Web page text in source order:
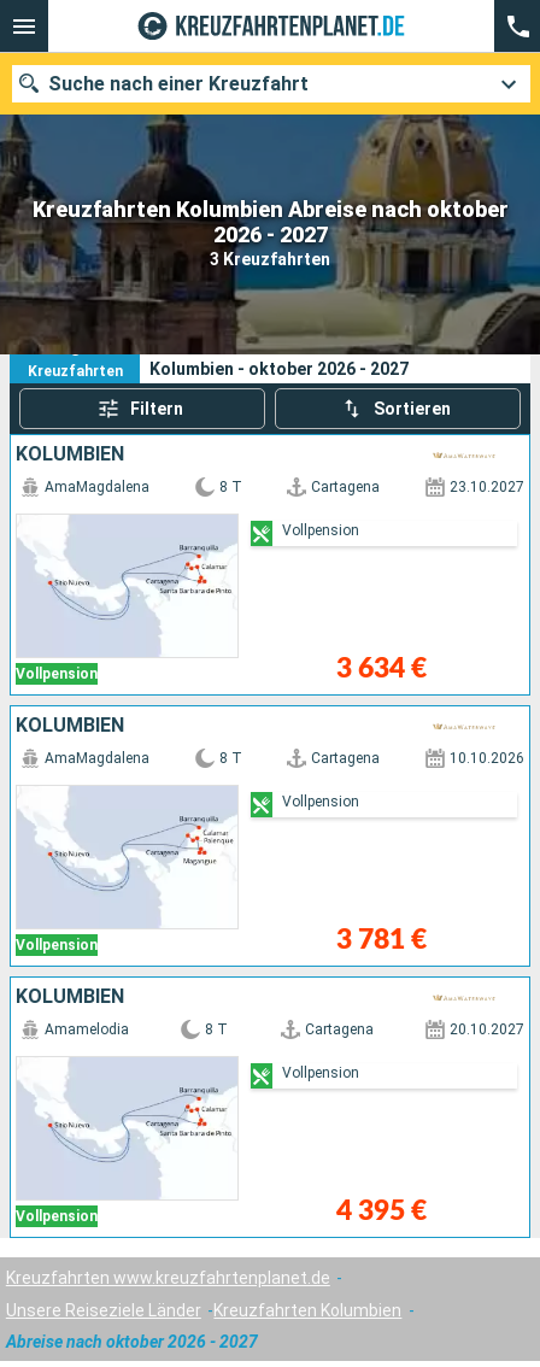
Kreuzfahrten Kolumbien Abreise nach oktober
2026 - 2027
3 Kreuzfahrten
Suche nach einer Kreuzfahrt
Unsere Ziele
Abfahrtsmonat
Häfen Reedereien
Suchen
3
Kreuzfahrten
Ihre Suchkriterien:
Kolumbien - oktober 2026 - 2027
Filtern Sortieren
KOLUMBIEN
Vollpension
AmaMagdalena 8 T Cartagena 23.10.2027
3 634 €
Vollpension
KOLUMBIEN
Vollpension
AmaMagdalena 8 T Cartagena 10.10.2026
3 781 €
Vollpension
KOLUMBIEN
Vollpension
Amamelodia 8 T Cartagena 20.10.2027
4 395 €
Vollpension
Kreuzfahrten www.kreuzfahrtenplanet.de
Unsere Reiseziele Länder
Kreuzfahrten Kolumbien
Abreise nach oktober 2026 - 2027